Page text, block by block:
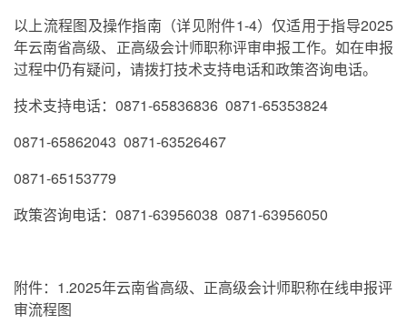
以上流程图及操作指南（详见附件1-4）仅适用于指导2025
年云南省高级、正高级会计师职称评审申报工作。如在申报
过程中仍有疑问，请拨打技术支持电话和政策咨询电话。
技术支持电话：0871-65836836 0871-65353824
0871-65862043 0871-63526467
0871-65153779
政策咨询电话：0871-63956038 0871-63956050
附件：1.2025年云南省高级、正高级会计师职称在线申报评
审流程图